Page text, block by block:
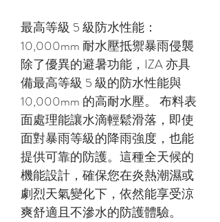
最高等級 5 級防水性能：
10,000mm 耐水壓抵禦暴雨侵襲
除了優異的避暑功能，IZA 亦具
備最高等級 5 級的防水性能與
10,000mm 的高耐水壓。 布料表
面處理能讓水滴輕鬆滑落，即使
面對暴雨等級的降雨強度，也能
提供可靠的防護。這種全天候的
機能設計，確保您在炎熱潮濕或
劇烈天氣變化下，依然能享受涼
爽舒適且不滲水的防護體驗。